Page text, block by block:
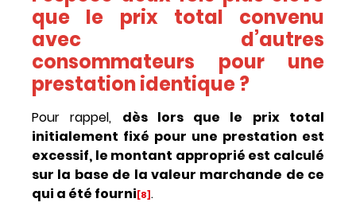
que le prix total convenu
avec d’autres
consommateurs pour une
prestation identique ?
Pour rappel, dès lors que le prix total
initialement fixé pour une prestation est
excessif, le montant approprié est calculé
sur la base de la valeur marchande de ce
qui a été fourni [8].